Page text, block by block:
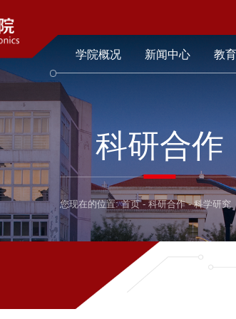
学院概况 新闻中心 教
科研合作
您现在的位置: 首页 - 科研合作 - 科学研究